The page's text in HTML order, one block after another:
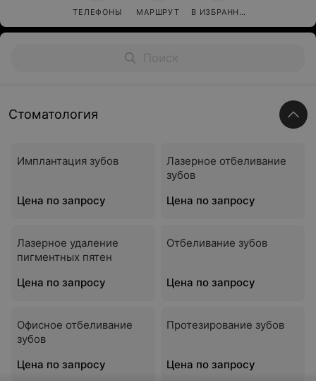
ТЕЛЕФОНЫ МАРШРУТ В ИЗБРАННОЕ
Стоматология
Имплантация зубов
Цена по запросу
Лазерное отбеливание
зубов
Цена по запросу
Лазерное удаление
пигментных пятен
Цена по запросу
Отбеливание зубов
Цена по запросу
Офисное отбеливание
зубов
Цена по запросу
Протезирование зубов
Цена по запросу